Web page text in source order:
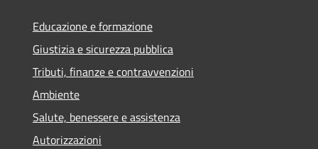
Educazione e formazione
Giustizia e sicurezza pubblica
Tributi, finanze e contravvenzioni
Ambiente
Salute, benessere e assistenza
Autorizzazioni